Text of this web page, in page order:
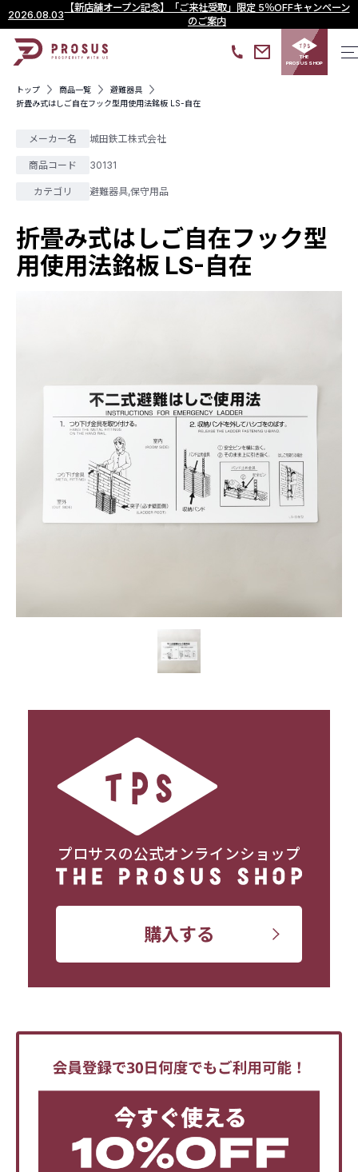
2026.08.03
【新店舗オープン記念】「ご来社受取」限定 5％OFFキャンペーン
のご案内
THE
PROSUS SHOP
トップ 商品一覧
避難器具
折畳み式はしご自在フック型用使用法銘板 LS-自在
メーカー名 城田鉄工株式会社
商品コード 30131
カテゴリ 避難器具,保守用品
折畳み式はしご自在フック型
用使用法銘板 LS-自在
プロサスの公式オンラインショップ
購入する